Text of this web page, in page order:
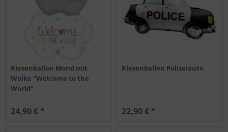
Riesenballon Mond mit
Wolke "Welcome to the
World"
24,90 € *
Riesenballon Polizeiauto
22,90 € *